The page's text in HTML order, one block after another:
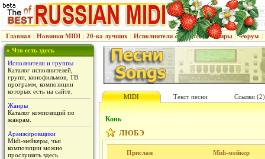
Главная | Новинки MIDI | 20-ка лучших | Исполнители & группы | Жанры | Форум |
» Что есть здесь
Исполнители и группы
Каталог исполнителей,
групп, кинофильмов, ТВ
программ, композиции
которых есть на сайте.
Жанры
Каталог композиций по
жанрам.
Аранжировщики
Midi-мейкеры, чьи
композиции можно
прослушать здесь.
MIDI Текст песни Ссылки (2)
Конь
ЛЮБЭ
Прислан Midi-мейкер